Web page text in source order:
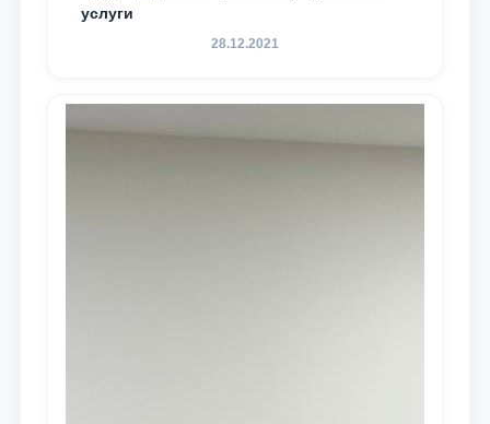
услуги
28.12.2021